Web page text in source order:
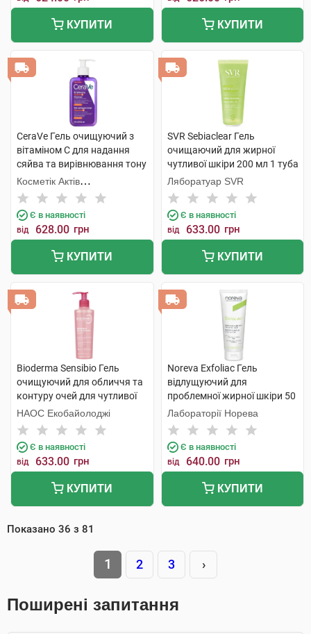
КУПИТИ КУПИТИ
CeraVe Гель очищуючий з
вітаміном С для надання
сяйва та вирівнювання тону
шкіри обличчя 236 шт 1
флакон
Косметік Актів
Інтернаціональ
Є в наявності
від 628.00 грн
КУПИТИ
SVR Sebiaclear Гель
очищаючий для жирної
чутливої шкіри 200 мл 1 туба
Ляборатуар SVR
Є в наявності
від 633.00 грн
КУПИТИ
Bioderma Sensibio Гель
очищуючий для обличчя та
контуру очей для чутливої
шкіри 200 мл 1 флакон
НАОС Екобайолоджі
Є в наявності
від 633.00 грн
КУПИТИ
Noreva Exfoliac Гель
відлущуючий для
проблемної жирної шкіри 50
мл 1 туба
Лабораторії Норева
Є в наявності
від 640.00 грн
КУПИТИ
Показано 36 з 81
1 2 3 ›
Поширені запитання